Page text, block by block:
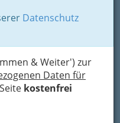
Datenschutz
& Weiter') zur
Daten für
kostenfrei